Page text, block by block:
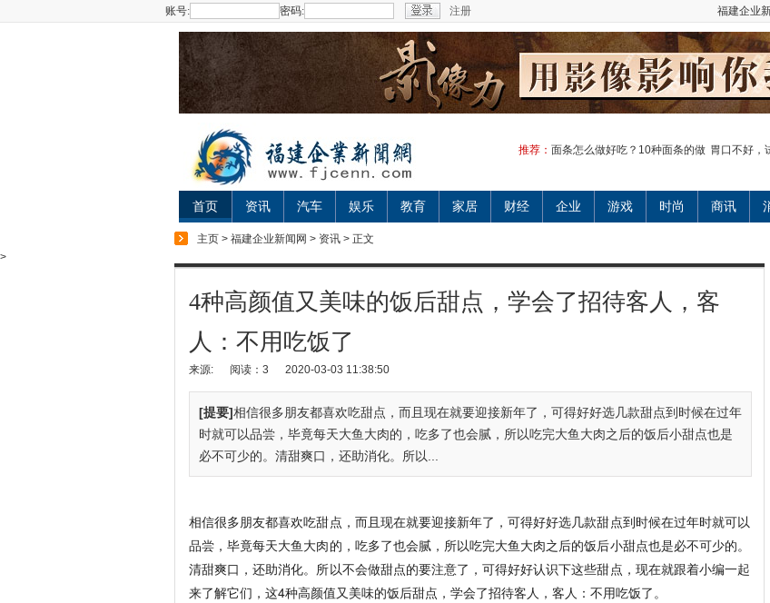
账号: 密码: 注册 福建企业
推荐： 面条怎么做好吃？10种面条的做 胃口不好，
首页 资讯 汽车 娱乐 教育 家居 财经 企业 游戏 时尚 商讯
主页 > 福建企业新闻网 > 资讯 > 正文
>
4种高颜值又美味的饭后甜点，学会了招待客人，客
人：不用吃饭了
来源: 阅读：3 2020-03-03 11:38:50
[提要]相信很多朋友都喜欢吃甜点，而且现在就要迎接新年了，可得好好选几款甜点到时候在过年
时就可以品尝，毕竟每天大鱼大肉的，吃多了也会腻，所以吃完大鱼大肉之后的饭后小甜点也是
必不可少的。清甜爽口，还助消化。所以...
相信很多朋友都喜欢吃甜点，而且现在就要迎接新年了，可得好好选几款甜点到时候在过年时就可以
品尝，毕竟每天大鱼大肉的，吃多了也会腻，所以吃完大鱼大肉之后的饭后小甜点也是必不可少的。
清甜爽口，还助消化。所以不会做甜点的要注意了，可得好好认识下这些甜点，现在就跟着小编一起
来了解它们，这4种高颜值又美味的饭后甜点，学会了招待客人，客人：不用吃饭了。